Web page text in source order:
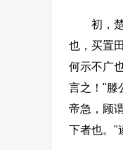
初，楚
也，买置
何示不广
言之！"滕
帝急，顾
下者也。"